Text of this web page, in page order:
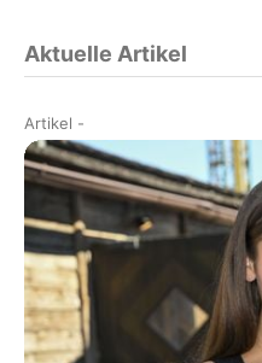
Aktuelle Artikel
Artikel -